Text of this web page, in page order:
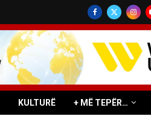
KULTURË + MË TEPËR…